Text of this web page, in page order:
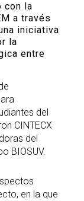
con la
a través
iniciativa
la
entre
del
CINTECX
del
BIOSUV.
en la que